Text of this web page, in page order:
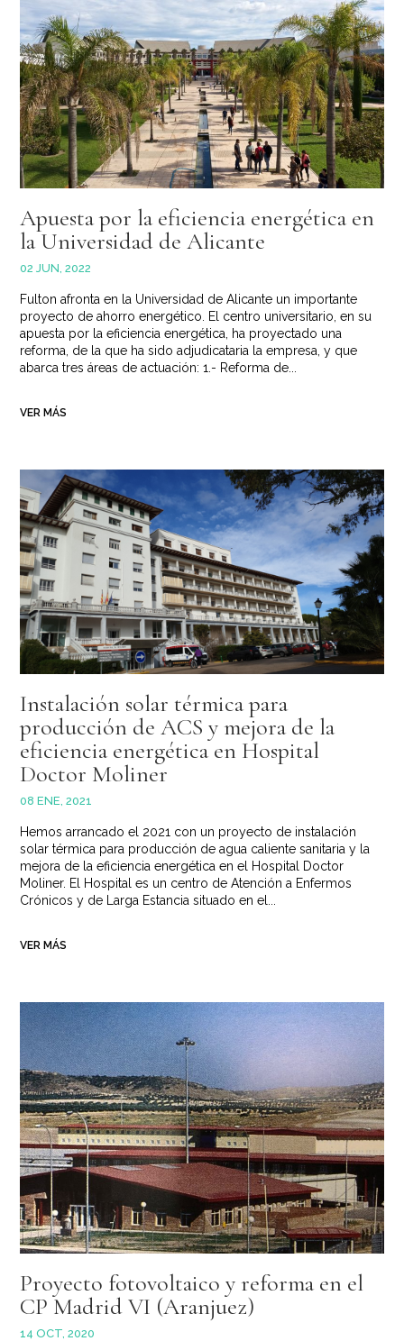
Apuesta por la eficiencia energética en
la Universidad de Alicante
02 JUN, 2022
Fulton afronta en la Universidad de Alicante un importante
proyecto de ahorro energético. El centro universitario, en su
apuesta por la eficiencia energética, ha proyectado una
reforma, de la que ha sido adjudicataria la empresa, y que
abarca tres áreas de actuación: 1.- Reforma de...
VER MÁS
Instalación solar térmica para
producción de ACS y mejora de la
eficiencia energética en Hospital
Doctor Moliner
08 ENE, 2021
Hemos arrancado el 2021 con un proyecto de instalación
solar térmica para producción de agua caliente sanitaria y la
mejora de la eficiencia energética en el Hospital Doctor
Moliner. El Hospital es un centro de Atención a Enfermos
Crónicos y de Larga Estancia situado en el...
VER MÁS
Proyecto fotovoltaico y reforma en el
CP Madrid VI (Aranjuez)
14 OCT, 2020